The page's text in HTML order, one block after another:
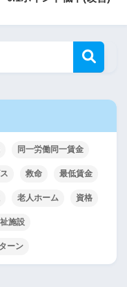
同一労働同一賃金
救命 最低賃金
老人ホーム 資格
施設
ーン